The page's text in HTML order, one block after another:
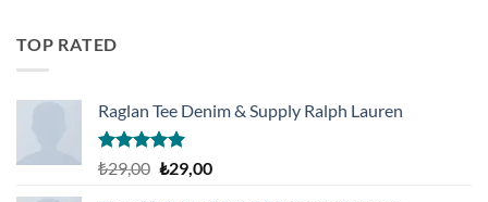
aldı
TOP RATED
Raglan Tee Denim & Supply Ralph Lauren
5 üzerinden
oy
₺29,00 Orijinal
₺29,00Şu